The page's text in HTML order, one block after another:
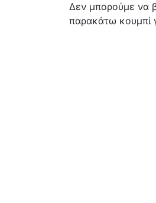
Δεν μπορούμε να
παρακάτω κουμπί